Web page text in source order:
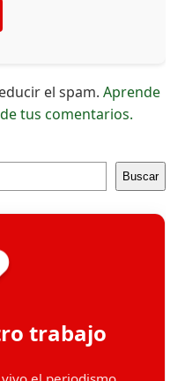
el spam.Aprende
tus comentarios.
Buscar
trabajo